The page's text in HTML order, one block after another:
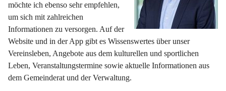
möchte ich ebenso sehr empfehlen,
um sich mit zahlreichen
Informationen zu versorgen. Auf der
Website und in der App gibt es Wissenswertes über unser
Vereinsleben, Angebote aus dem kulturellen und sportlichen
Leben, Veranstaltungstermine sowie aktuelle Informationen aus
dem Gemeinderat und der Verwaltung.